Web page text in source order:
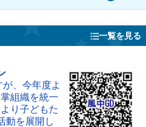
一覧を見る
、今年度よ
組織を統一
り子どもた
動を展開し